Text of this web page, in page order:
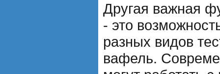
Другая важная
- это
разных видов
вафель.